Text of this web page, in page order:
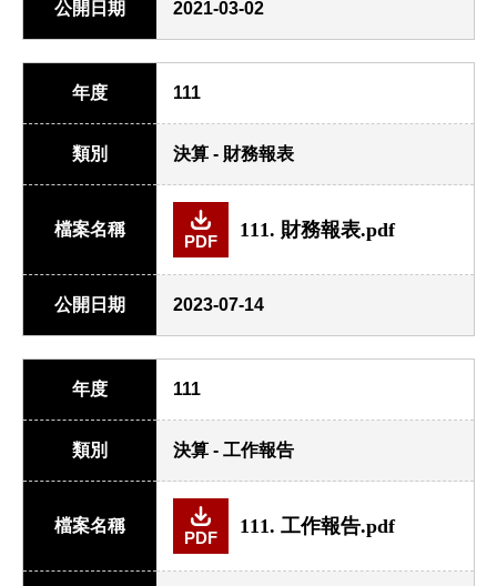
公開日期 2021-03-02
年度 111
類別 決算 - 財務報表
檔案名稱
PDF
111. 財務報表.pdf
公開日期 2023-07-14
年度 111
類別 決算 - 工作報告
檔案名稱
PDF
111. 工作報告.pdf